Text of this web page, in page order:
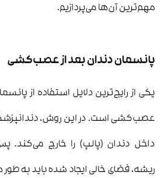
مهم‌ترین آن‌ها می‌پردازیم.
پانسمان دندان بعد از عصب‌کشی
یکی از رایج‌ترین دلایل استفاده از
عصب‌کشی است. در این روش،
داخل دندان (پالپ) را خارج می‌کند.
ریشه، فضای خالی ایجاد شده باید به